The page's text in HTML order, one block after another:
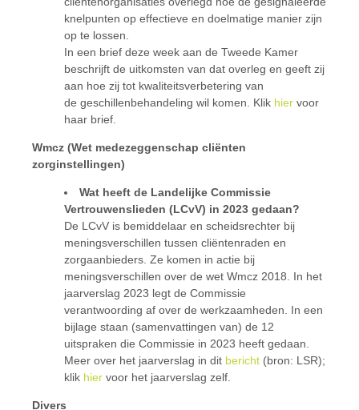
knelpunten op effectieve en doelmatige manier zijn
op te lossen.
In een brief deze week aan de Tweede Kamer
beschrijft de uitkomsten van dat overleg en geeft zij
aan hoe zij tot kwaliteitsverbetering van
de geschillenbehandeling wil komen. Klik hier voor
haar brief.
Wmcz (Wet medezeggenschap cliënten
zorginstellingen)
Wat heeft de Landelijke Commissie
Vertrouwenslieden (LCvV) in 2023 gedaan?
De LCvV is bemiddelaar en scheidsrechter bij
meningsverschillen tussen cliëntenraden en
zorgaanbieders. Ze komen in actie bij
meningsverschillen over de wet Wmcz 2018. In het
jaarverslag 2023 legt de Commissie
verantwoording af over de werkzaamheden. In een
bijlage staan (samenvattingen van) de 12
uitspraken die Commissie in 2023 heeft gedaan.
Meer over het jaarverslag in dit bericht (bron: LSR);
klik hier voor het jaarverslag zelf.
Divers